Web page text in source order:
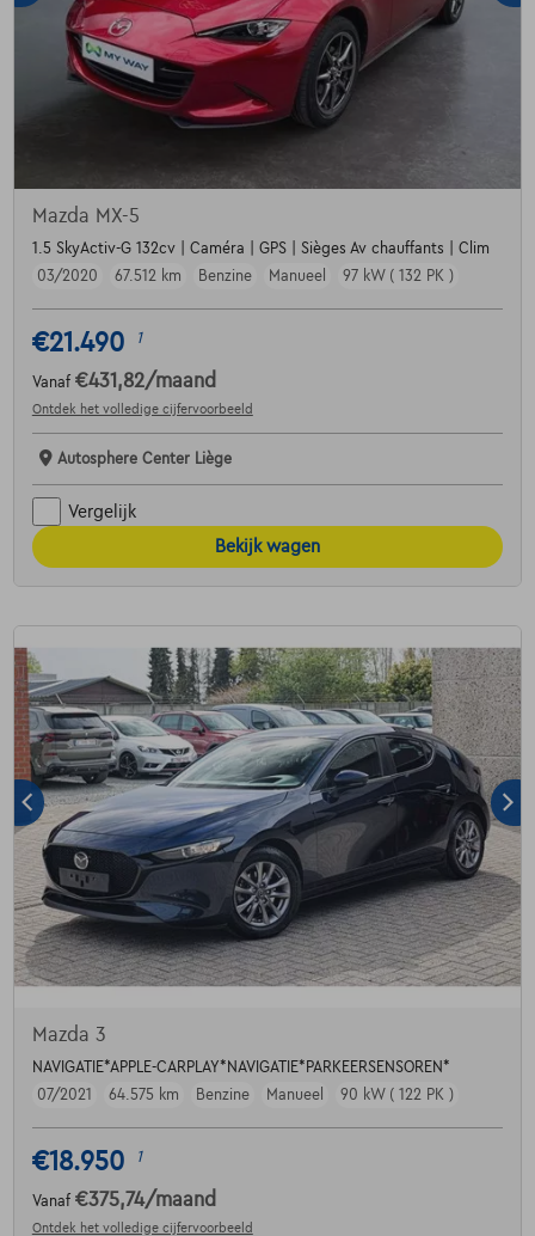
Mazda MX-5
1.5 SkyActiv-G 132cv | Caméra | GPS | Sièges Av chauffants | Clim
03/2020
67.512 km Benzine Manueel 97 kW ( 132 PK )
€21.490 1
Vanaf €431,82/maand
Ontdek het volledige cijfervoorbeeld
Autosphere Center Liège
Vergelijk
Bekijk wagen
Mazda 3
NAVIGATIE*APPLE-CARPLAY*NAVIGATIE*PARKEERSENSOREN*
07/2021
64.575 km Benzine Manueel 90 kW ( 122 PK )
€18.950 1
Vanaf €375,74/maand
Ontdek het volledige cijfervoorbeeld